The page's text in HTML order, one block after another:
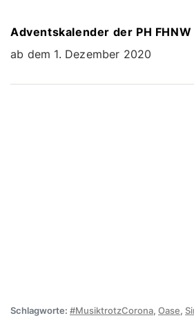
Adventskalender der PH FHNW
ab dem 1. Dezember 2020
Schlagworte: #MusiktrotzCorona, Oase,